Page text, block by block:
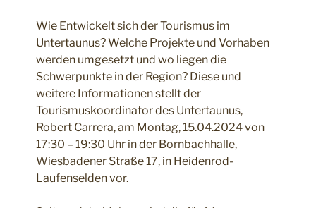
Wie Entwickelt sich der Tourismus im
Untertaunus? Welche Projekte und Vorhaben
werden umgesetzt und wo liegen die
Schwerpunkte in der Region? Diese und
weitere Informationen stellt der
Tourismuskoordinator des Untertaunus,
Robert Carrera, am Montag, 15.04.2024 von
17:30 – 19:30 Uhr in der Bornbachhalle,
Wiesbadener Straße 17, in Heidenrod-
Laufenselden vor.